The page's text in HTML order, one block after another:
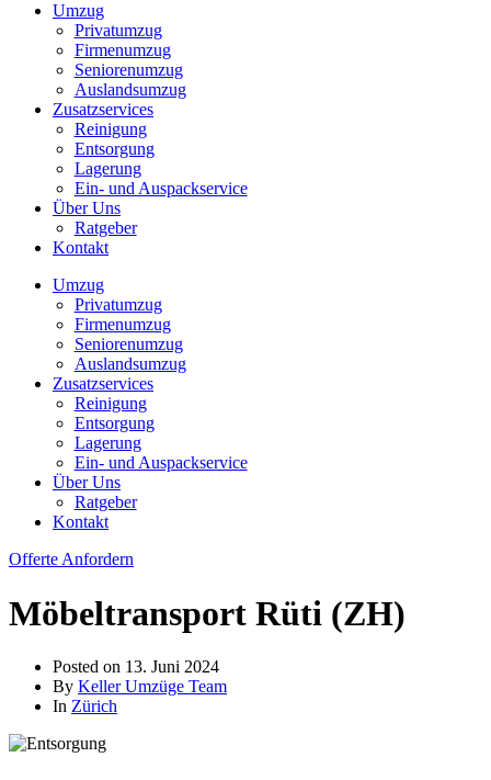
Umzug
Privatumzug
Firmenumzug
Seniorenumzug
Auslandsumzug
Zusatzservices
Reinigung
Entsorgung
Lagerung
Ein- und Auspackservice
Über Uns
Ratgeber
Kontakt
Umzug
Privatumzug
Firmenumzug
Seniorenumzug
Auslandsumzug
Zusatzservices
Reinigung
Entsorgung
Lagerung
Ein- und Auspackservice
Über Uns
Ratgeber
Kontakt
Offerte Anfordern
Möbeltransport Rüti (ZH)
Posted on 13. Juni 2024
By Keller Umzüge Team
In Zürich